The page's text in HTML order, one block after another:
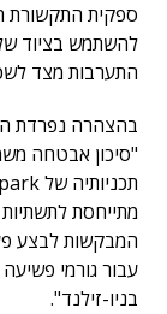
ספקית התקשורת
להשתמש בציוד
התערבות מצד
בהצהרה נפרדת
"סיכון אבטחה
מתייחסת
המבקשות לבצע
עבור גורמי
בניו-זילנד".